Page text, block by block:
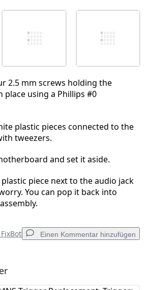
2.5 mm screws holding the
using a Phillips #0
plastic pieces connected to the
tweezers.
and set it aside.
piece next to the audio jack
You can pop it back into
Einen Kommentar hinzufügen
Kommentar hinzufügen